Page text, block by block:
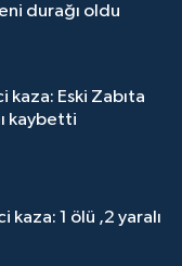
durağı oldu
kaza: Eski Zabıta
kaybetti
kaza: 1 ölü ,2 yaralı